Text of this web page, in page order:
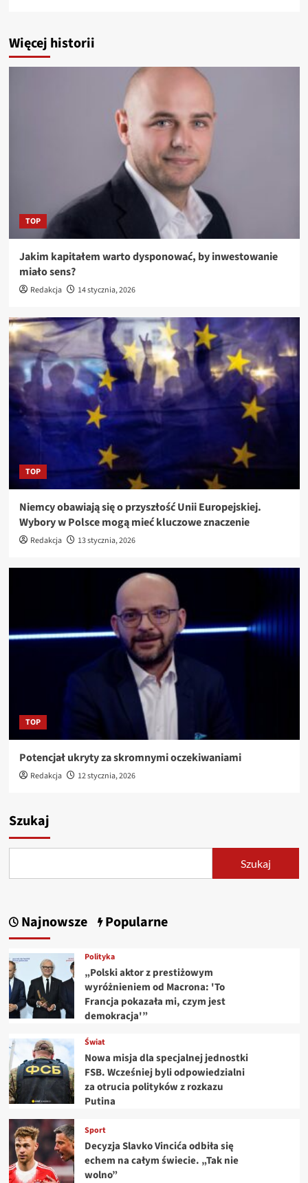
Więcej historii
TOP
Jakim kapitałem warto dysponować, by inwestowanie
miało sens?
Redakcja 14 stycznia, 2026
TOP
Niemcy obawiają się o przyszłość Unii Europejskiej.
Wybory w Polsce mogą mieć kluczowe znaczenie
Redakcja 13 stycznia, 2026
TOP
Potencjał ukryty za skromnymi oczekiwaniami
Redakcja 12 stycznia, 2026
Szukaj
Szukaj
Najnowsze Popularne
Polityka
„Polski aktor z prestiżowym
wyróżnieniem od Macrona: 'To
Francja pokazała mi, czym jest
demokracja'”
Świat
Nowa misja dla specjalnej jednostki
FSB. Wcześniej byli odpowiedzialni
za otrucia polityków z rozkazu
Putina
Sport
Decyzja Slavko Vincića odbiła się
echem na całym świecie. „Tak nie
wolno”